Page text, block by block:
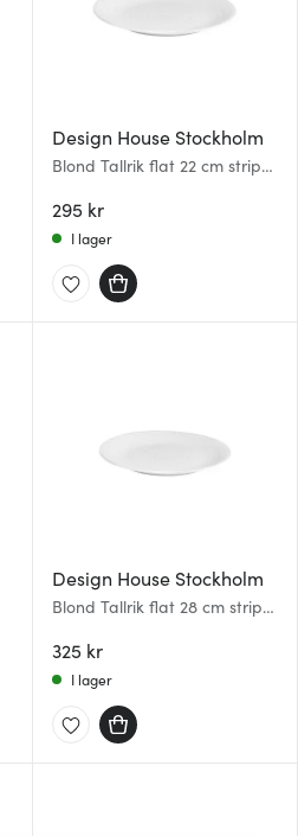
Design House Stockholm
Blond Tallrik flat 22 cm stripe
295 kr
I lager
Design House Stockholm
Blond Tallrik flat 28 cm stripe
325 kr
I lager